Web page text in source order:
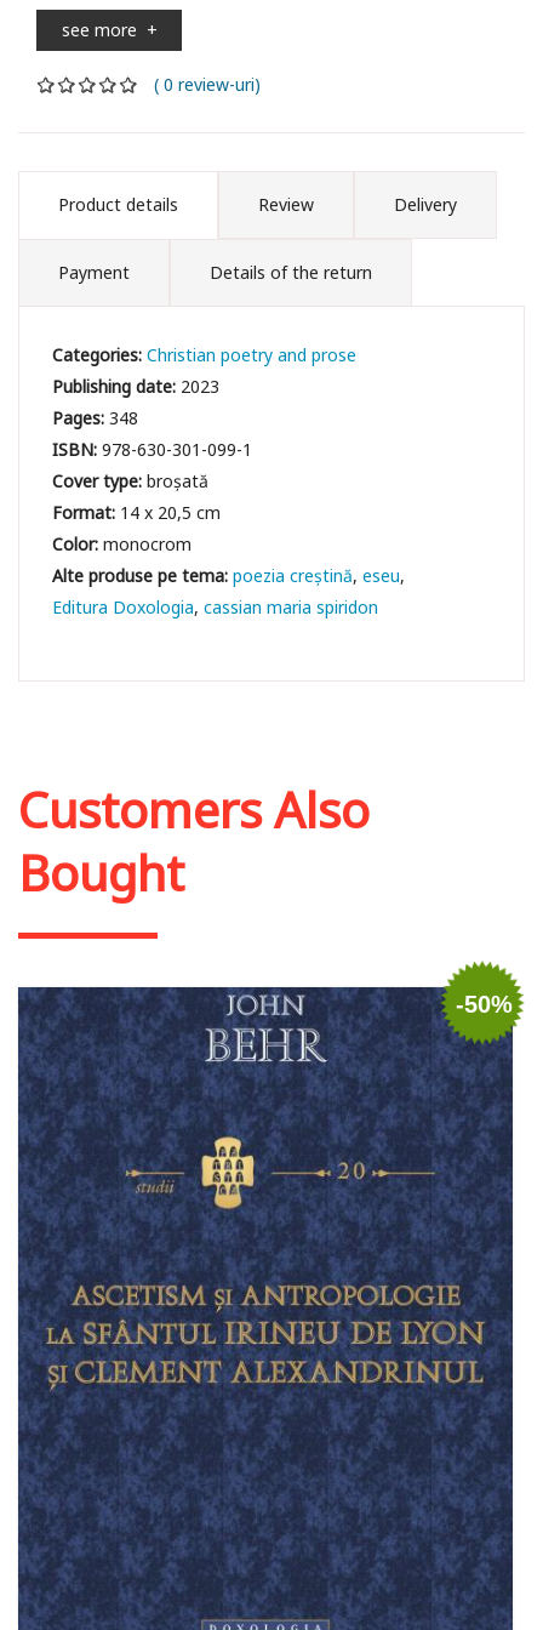
see more +
( 0 review-uri)
Product details Review Delivery
Payment Details of the return
Categories:Christian poetry and prose
Publishing date: 2023
Pages:348
ISBN:978-630-301-099-1
Cover type:broșată
Format: 14 x 20,5 cm
Color:monocrom
poezia creștină eseu
Editura Doxologia cassian maria spiridon
Customers Also
Bought
-50%